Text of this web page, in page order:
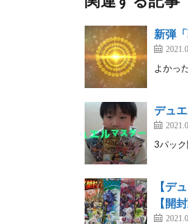
新弾
よかっ
デュ
3パッ
【デ
【開